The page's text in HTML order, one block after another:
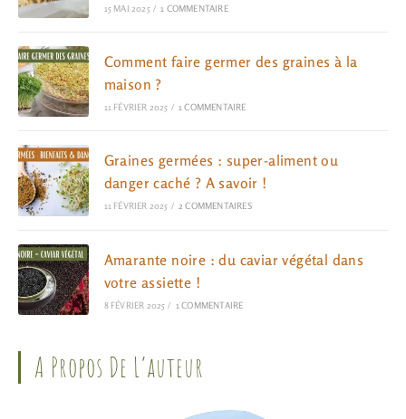
15 MAI 2025 / 1 COMMENTAIRE
Comment faire germer des graines à la
maison ?
11 FÉVRIER 2025 / 1 COMMENTAIRE
Graines germées : super-aliment ou
danger caché ? A savoir !
11 FÉVRIER 2025 / 2 COMMENTAIRES
Amarante noire : du caviar végétal dans
votre assiette !
8 FÉVRIER 2025 / 1 COMMENTAIRE
A Propos De L’auteur